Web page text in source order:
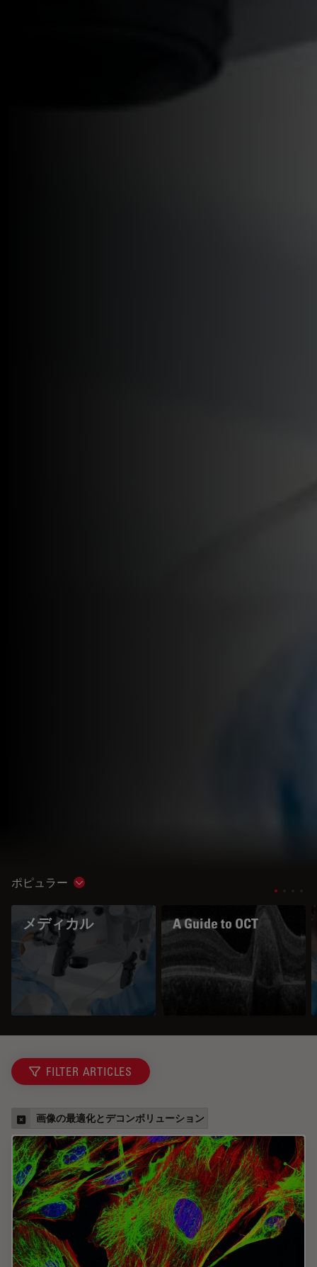
ポピュラー Show subnavigation
メディカル A Guide to OCT
FILTER ARTICLES
画像の最適化とデコンボリューション